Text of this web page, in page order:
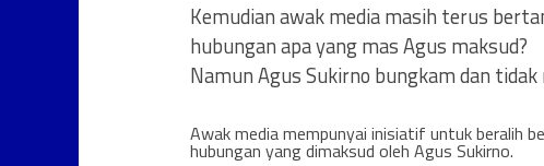
Kemudian awak media masih terus
hubungan apa yang mas Agus maksud?
Namun Agus Sukirno bungkam dan
Awak media mempunyai inisiatif untuk beralih
hubungan yang dimaksud oleh Agus Sukirno.